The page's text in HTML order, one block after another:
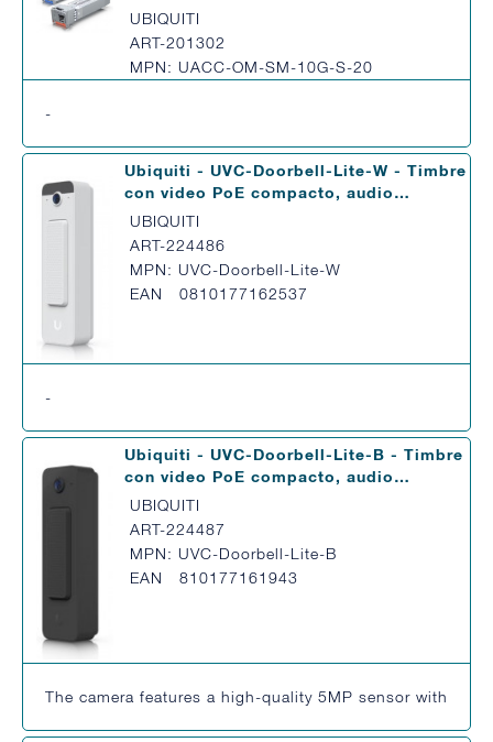
UBIQUITI
ART-201302
MPN: UACC-OM-SM-10G-S-20
-
Ubiquiti - UVC-Doorbell-Lite-W - Timbre
con video PoE compacto, audio…
UBIQUITI
ART-224486
MPN: UVC-Doorbell-Lite-W
EAN 0810177162537
-
Ubiquiti - UVC-Doorbell-Lite-B - Timbre
con video PoE compacto, audio…
UBIQUITI
ART-224487
MPN: UVC-Doorbell-Lite-B
EAN 810177161943
The camera features a high-quality 5MP sensor with